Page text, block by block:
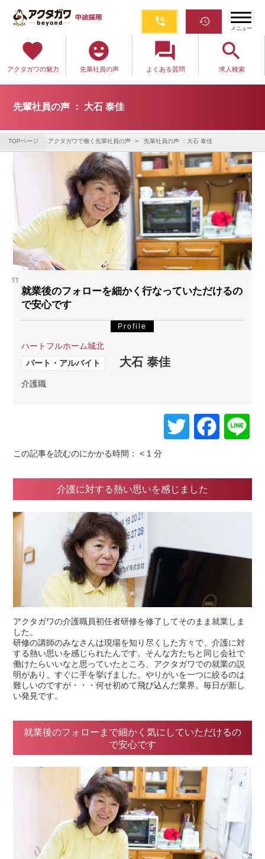
phone_in_talk restore
メニュー
favorite
アクタガワの魅力
emoji_emotions
先輩社員の声
question_answer
よくある質問
search
求人検索
先輩社員の声 ： 大石 泰佳
TOPページ アクタガワで働く先輩社員の声 先輩社員の声 ：大石 泰佳
就業後のフォローを細かく行なっていただけるの
で安心です
ハートフルホーム城北
パート・アルバイト
大石 泰佳
介護職
Profile
Twitter
この記事を読むのにかかる時間： < 1 分
介護に対する熱い思いを感じました
アクタガワの介護職員初任者研修を修了してそのまま就業しま
した。
研修の講師のみなさんは現場を知り尽くした方々で、介護に対
する熱い思いを感じられたんです。そんな方たちと同じ会社で
働けたらいいなと思っていたところ、アクタガワでの就業の説
明があり、すぐに手を挙げました。やりがいを一つに絞るのは
難しいのですが・・・何せ初めて飛び込んだ業界、毎日が新し
い発見です。
就業後のフォローまで細かく気にしていただけるの
で安心です